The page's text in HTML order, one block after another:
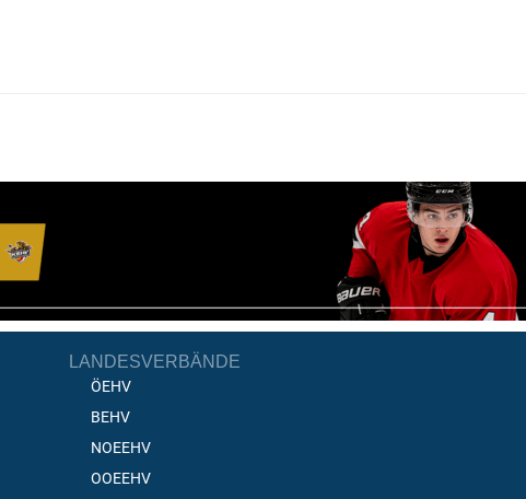
LANDESVERBÄNDE
ÖEHV
BEHV
NOEEHV
OOEEHV